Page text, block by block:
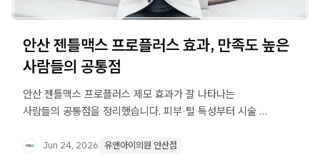
안산 젠틀맥스 프로플러스 효과, 만족도 높은
사람들의 공통점
안산 젠틀맥스 프로플러스 제모 효과가 잘 나타나는
사람들의 공통점을 정리했습니다. 피부·털 특성부터 시술 전
확인하세요.
Jun 24, 2026 유앤아이의원 안산점